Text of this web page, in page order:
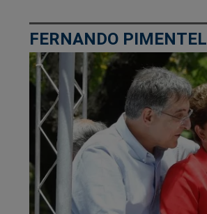
FERNANDO PIMENTEL